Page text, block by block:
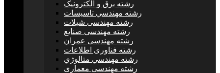
رشته برق و الکترونيک
رشته مهندسي تاسيسات
رشته مهندسی شیلات
رشته مهندسی صنایع
رشته مهندسی عمران
رشته فناوری اطلاعات
رشته مهندسي متالوژي
رشته مهندسی معماری